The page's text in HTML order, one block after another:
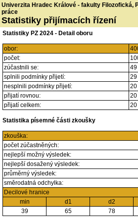
Univerzita Hradec Králové - fakulty Filozofická,
práce
Statistiky přijímacích řízení
Statistiky PZ 2024 - Detail oboru
obor:
počet:
zúčastnili se:
49
splnili podmínky přijetí:
29
nesplnili podmínky přijetí:
20
přijatí rovnou:
20
přijatí celkem:
20
Statistika písemné části zkoušky
zkouška:
počet zúčastněných:
nejlepší možný výsledek:
nejlepší dosažený výsledek:
průměrný výsledek:
směrodatná odchylka:
Decilové hranice
min
d1 d2
39
65 78